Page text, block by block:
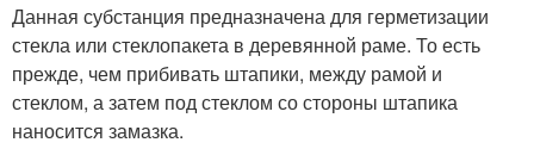
Данная субстанция предназначена для герметизации
стекла или стеклопакета в деревянной раме. То есть
прежде, чем прибивать штапики, между рамой и
стеклом, а затем под стеклом со стороны штапика
наносится замазка.